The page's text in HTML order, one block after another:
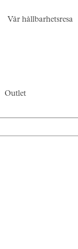
Vår hållbarhetsresa
Outlet